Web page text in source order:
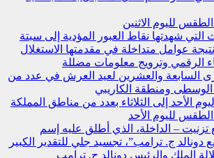
لليوم الاثنين
التي شهدتها نقاط العبور المؤدية إلى سبتة
عوامل متداخلة في مقدمتها الاستغلال
الرقمي وترويج معلومات مضللة
السابعة والعشرين لعيد العرش في عدد من
ومنطقة الكاريبي
الأحد إلى الثلاثاء بعدد من مناطق المملكة
لليوم الأحد
تزنيت – الداخلة، الذي أطلق عليه إسم
دونالد ج. ترامب”، تجسيد جلي للتقدير الكبير
الملك والرئيس دونالد ج. ترامب